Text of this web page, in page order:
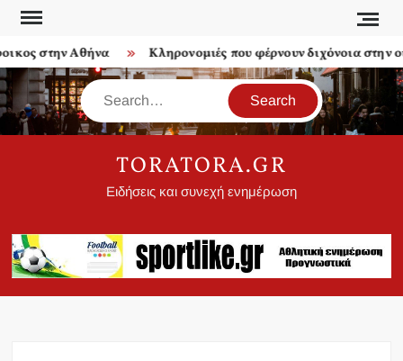
Skip
content
στην Αθήνα Κληρονομιές που φέρνουν διχόνοια στην
Search
TORATORA.GR
Ειδήσεις και συνεχή ενημέρωση